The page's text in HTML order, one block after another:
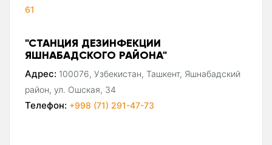
61
"СТАНЦИЯ ДЕЗИНФЕКЦИИ
ЯШНАБАДСКОГО РАЙОНА"
Адрес: 100076, Узбекистан, Ташкент, Яшнабадский
район, ул. Ошская, 34
Телефон: +998 (71) 291-47-73